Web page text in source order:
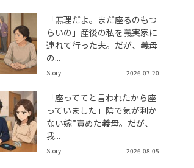
「無理だよ。まだ座るのもつ
らいの」産後の私を義実家に
連れて行った夫。だが、義母
の...
Story 2026.07.20
「座っててと言われたから座
っていました」陰で気が利か
ない嫁”責めた義母。だが、
我...
Story 2026.08.05